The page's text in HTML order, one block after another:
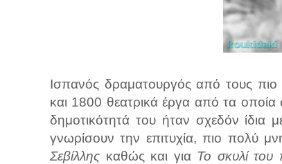
Ισπανός δραματουργός από τους
και 1800 θεατρικά έργα από τα
δημοτικότητά του ήταν σχεδόν
γνωρίσουν την επιτυχία, πιο πολύ
Σεβίλλης καθώς και για Το σκυλί του